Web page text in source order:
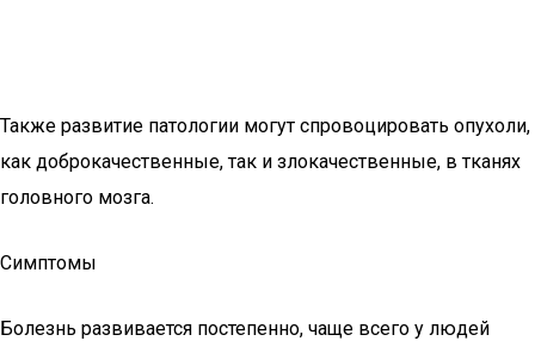
Также развитие патологии могут спровоцировать опухоли,
как доброкачественные, так и злокачественные, в тканях
головного мозга.
Симптомы
Болезнь развивается постепенно, чаще всего у людей